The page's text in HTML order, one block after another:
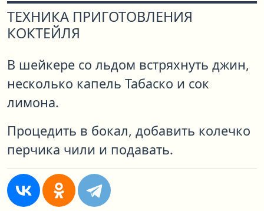
ТЕХНИКА ПРИГОТОВЛЕНИЯ
КОКТЕЙЛЯ
В шейкере со льдом встряхнуть джин,
несколько капель Табаско и сок
лимона.
Процедить в бокал, добавить колечко
перчика чили и подавать.